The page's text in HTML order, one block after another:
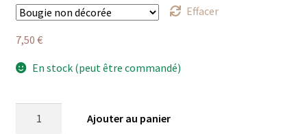
Effacer
7,50 €
En stock (peut être commandé)
Ajouter au panier